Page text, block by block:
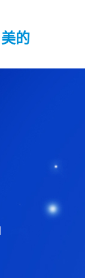
美的